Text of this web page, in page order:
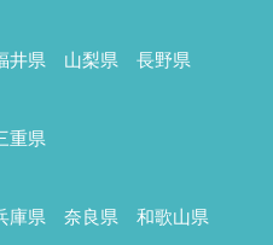
井県 山梨県 長野県
重県
庫県 奈良県 和歌山県